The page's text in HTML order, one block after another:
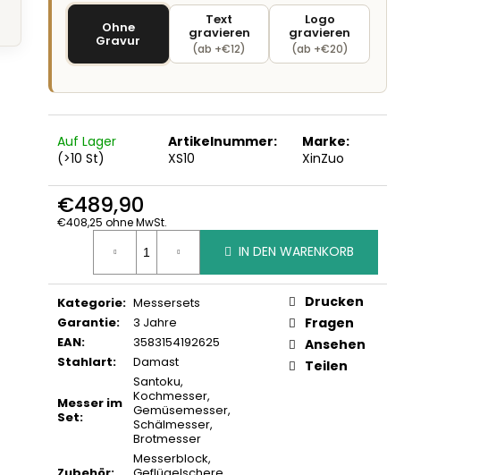
Ohne
Gravur
Text
gravieren
(ab +€12)
Logo
gravieren
(ab +€20)
Auf Lager
(>10 St)
Artikelnummer:
XS10
Marke:
XinZuo
€489,90
€408,25 ohne MwSt.
Verkaufspreis:
IN DEN WARENKORB
Kategorie: Messersets
Garantie:
3 Jahre
EAN:
3583154192625
Stahlart: Damast
Messer im
Set:
Santoku,
Kochmesser,
Gemüsemesser,
Schälmesser,
Brotmesser
Messerblock,
Drucken
Fragen
Ansehen
Teilen